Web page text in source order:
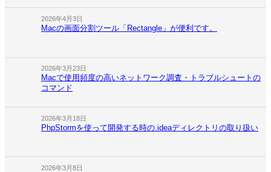
2026年4月3日
Macの画面分割ツール「Rectangle」が便利です。
2026年3月23日
Macで使用頻度の高いネットワーク調査・トラブルシュートの
コマンド
2026年3月18日
PhpStormを使って開発する時の.ideaディレクトリの取り扱い
2026年3月8日